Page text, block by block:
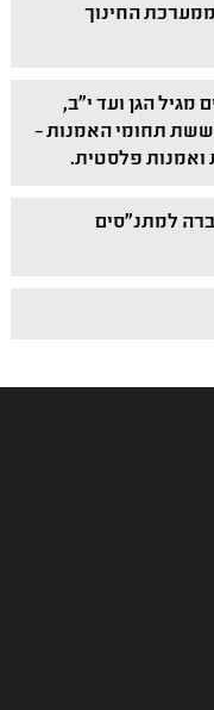
החינוך
מגיל הגן ועד י"ב,
תחומי האמנות –
ואמנות פלסטית.
למתנ"סים